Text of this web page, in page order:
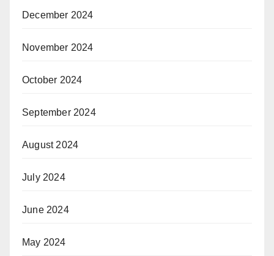
December 2024
November 2024
October 2024
September 2024
August 2024
July 2024
June 2024
May 2024